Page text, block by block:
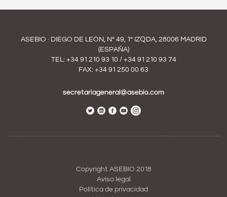
ASEBIO · DIEGO DE LEÓN, Nº 49, 1º IZQDA, 28006 MADRID
(ESPAÑA)
TEL: +34 91 210 93 10 / +34 91 210 93 74
FAX: +34 91 250 00 63
secretariageneral@asebio.com
Copyright ASEBIO 2018
Aviso legal
Política de privacidad